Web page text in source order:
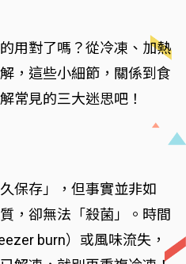
用對了嗎？從冷凍、加熱
，這些小細節，關係到食
常見的三大迷思吧！
保存」，但事實並非如
，卻無法「殺菌」。時間
burn）或風味流失，